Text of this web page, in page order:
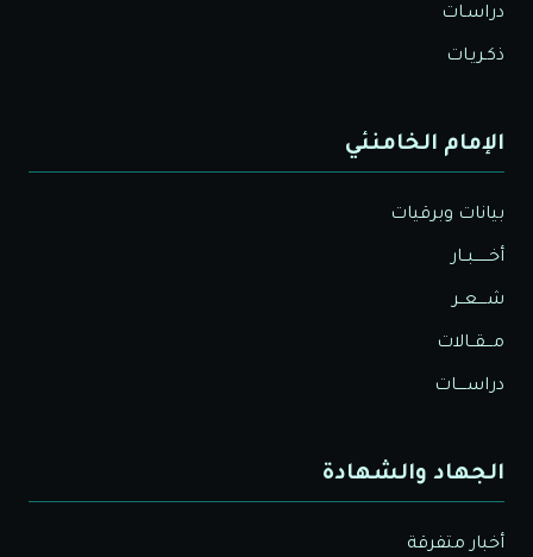
دراسـات
ذكـريـات
الإمام الخامنئي
بيانات وبرقيات
أخــــــبــار
شــــعــر
مـــقــالات
دراســــات
الجهاد والشهادة
أخبار متفرقة